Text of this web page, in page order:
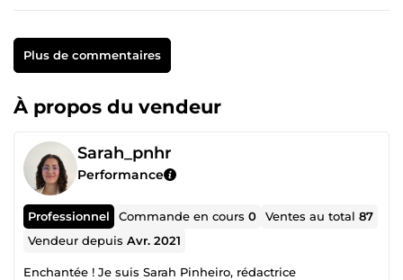
Plus de commentaires
À propos du vendeur
Sarah_pnhr
Performance
Professionnel Commande en cours0 Ventes au total87
Vendeur depuisAvr. 2021
Enchantée ! Je suis Sarah Pinheiro, rédactrice